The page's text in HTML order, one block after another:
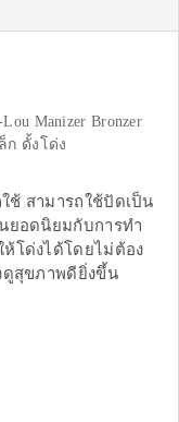
Manizer Bronzer
ก ดั้งโด่ง
ช้ สามารถใช้ปัดเป็น
อดนิยมกับการทำ
ห้โด่งได้โดยไม่ต้อง
ดูสุขภาพดียิ่งขึ้น